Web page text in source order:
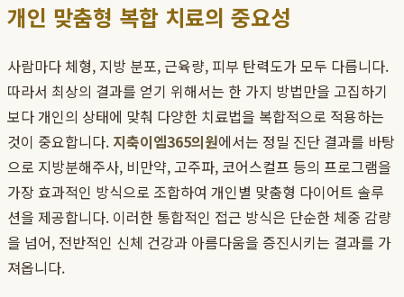
개인 맞춤형 복합 치료의 중요성
사람마다 체형, 지방 분포, 근육량, 피부 탄력도가 모두 다릅니다.
따라서 최상의 결과를 얻기 위해서는 한 가지 방법만을 고집하기
보다 개인의 상태에 맞춰 다양한 치료법을 복합적으로 적용하는
것이 중요합니다. 지축이엠365의원에서는 정밀 진단 결과를 바탕
으로 지방분해주사, 비만약, 고주파, 코어스컬프 등의 프로그램을
가장 효과적인 방식으로 조합하여 개인별 맞춤형 다이어트 솔루
션을 제공합니다. 이러한 통합적인 접근 방식은 단순한 체중 감량
을 넘어, 전반적인 신체 건강과 아름다움을 증진시키는 결과를 가
져옵니다.